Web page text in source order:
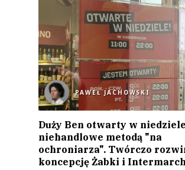
PAWEŁ JACHOWSKI
Duży Ben otwarty w niedziele
niehandlowe metodą "na
ochroniarza". Twórczo
koncepcję Żabki i